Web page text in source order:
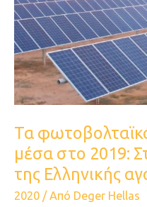
Τα
μέσα στο 2019:
της Ελληνικής
2020 / Από Deger Hellas
Στατιστική
ανάλυση
της
Ελληνικής
αγοράς